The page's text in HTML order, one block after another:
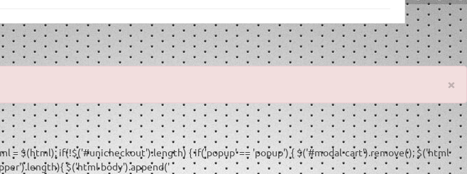
×
= $(html); if(!$('#unicheckout').length) { if('popup' == 'popup') { $('#modal-cart').remove(); $('html
$('html body').append('